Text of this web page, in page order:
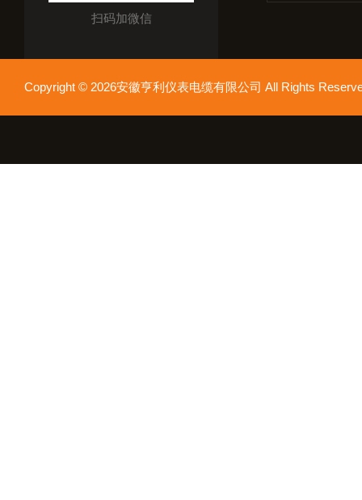
扫码加微信
Copyright © 2026安徽亨利仪表电缆有限公司 All Rights